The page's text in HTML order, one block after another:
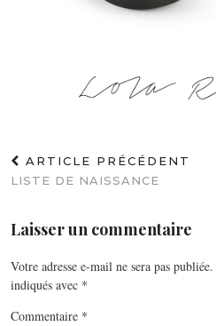
ARTICLE PRÉCÉDENT
LISTE DE NAISSANCE
Laisser un commentaire
Votre adresse e-mail ne sera pas publiée.
indiqués avec *
Commentaire *